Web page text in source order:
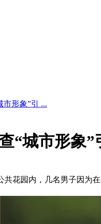
形象”引 ...
“城市形象
花园内，几名男子因